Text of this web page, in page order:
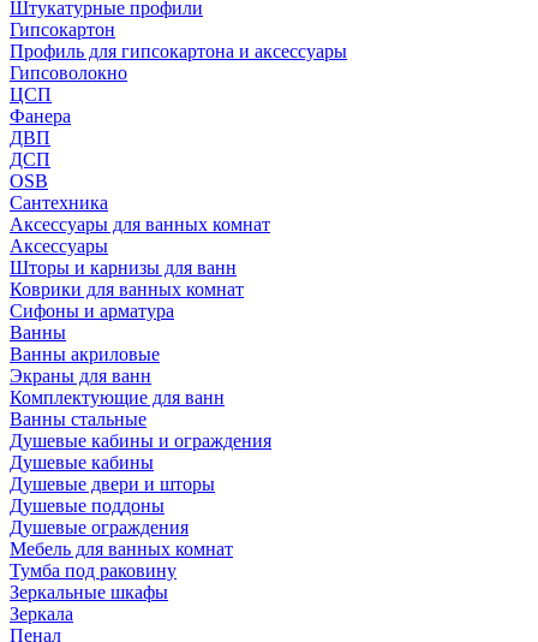
Штукатурные профили
Гипсокартон
Профиль для гипсокартона и аксессуары
Гипсоволокно
ЦСП
Фанера
ДВП
ДСП
OSB
Сантехника
Аксессуары для ванных комнат
Аксессуары
Шторы и карнизы для ванн
Коврики для ванных комнат
Сифоны и арматура
Ванны
Ванны акриловые
Экраны для ванн
Комплектующие для ванн
Ванны стальные
Душевые кабины и ограждения
Душевые кабины
Душевые двери и шторы
Душевые поддоны
Душевые ограждения
Мебель для ванных комнат
Тумба под раковину
Зеркальные шкафы
Зеркала
Пенал